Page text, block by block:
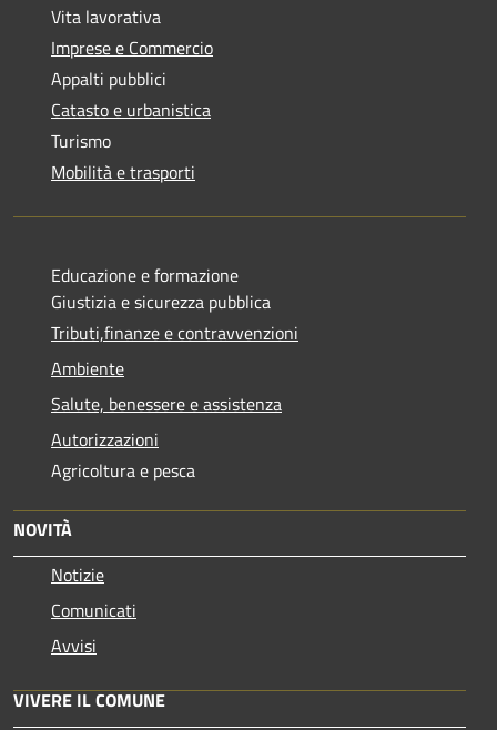
Vita lavorativa
Imprese e Commercio
Appalti pubblici
Catasto e urbanistica
Turismo
Mobilità e trasporti
Educazione e formazione
Giustizia e sicurezza pubblica
Tributi,finanze e contravvenzioni
Ambiente
Salute, benessere e assistenza
Autorizzazioni
Agricoltura e pesca
NOVITÀ
Notizie
Comunicati
Avvisi
VIVERE IL COMUNE